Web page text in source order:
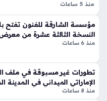
بنت
لي
كون
تين
ل
ج
يمن
منذ 5 ساعات
مباشر على استقرار الملاحة
أدانت الدول العربية هذا العمل
مؤسسة الشارقة للفنون تفتح
النسخة الثالثة عشرة من
منذ 6 ساعات
تطورات غير مسبوقة في ملف
الإماراتي الميداني في المدينة
منذ 8 ساعات